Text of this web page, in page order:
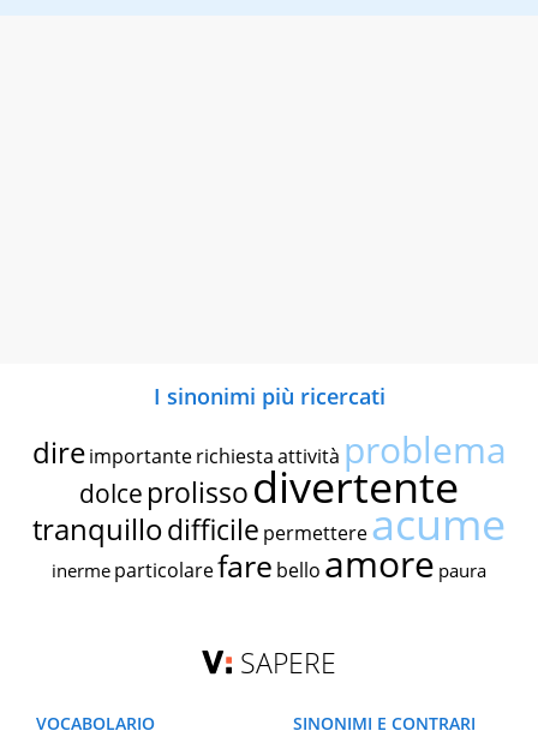
I sinonimi più ricercati
dire importante richiestaattività problema
dolce prolissodivertente
tranquillodifficile permettereacume
inerme particolarefare bello amore paura
SAPERE
VOCABOLARIO
SINONIMI E CONTRARI